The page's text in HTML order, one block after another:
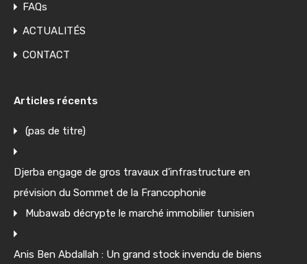
FAQs
ACTUALITÉS
CONTACT
Articles récents
(pas de titre)
Djerba engage de gros travaux d’infrastructure en
prévision du Sommet de la Francophonie
Mubawab décrypte le marché immobilier tunisien
Anis Ben Abdallah : Un grand stock invendu de biens